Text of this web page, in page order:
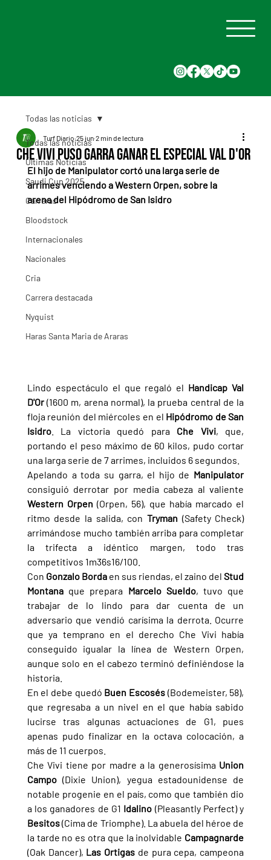
Todas las noticias
Últimas Noticias
Saudi Cup 2025
Carreras
Bloodstock
Internacionales
Nacionales
Cria
Carrera destacada
Nyquist
Haras Santa Maria de Araras
Todas las noticias
Che Vivi puso garra ganar el Especial Val D'Or
Turf Diario 25 jun 2 min de lectura
El hijo de Manipulator cortó una larga serie de
arrimes venciendo a Western Orpen, sobre la
arena del Hipódromo de San Isidro
Lindo espectáculo el que regaló el Handicap Val
D'Or (1600 m, arena normal), la prueba central de la
floja reunión del miércoles en el Hipódromo de San
Isidro. La victoria quedó para Che Vivi, que,
portando el peso máximo de 60 kilos, pudo cortar
una larga serie de 7 arrimes, incluidos 6 segundos.
Apelando a toda su garra, el hijo de
Western Orpen (Orpen, 56), que había marcado el
ritmo desde la salida, con Tryman (Safety Check)
arrimándose mucho también arriba para completar
la trifecta a idéntico margen, todo tras
competitivos 1m36s16/100.
Con Gonzalo Borda en sus riendas, el zaino del Stud
Montana que prepara Marcelo Sueldo, tuvo que
trabajar de lo lindo para dar cuenta de un
adversario que vendió carísima la derrota. Ocurre
que ya temprano en el derecho Che Vivi había
conseguido igualar la línea de Western Orpen,
aunque solo en el cabezo terminó definiéndose la
historia.
En el debe quedó Buen Escosés (Bodemeister, 58),
que regresaba a un nivel en el que había sabido
lucirse tras algunas actuaciones de G1, pues
apenas pudo finalizar en la octava colocación, a
más de 11 cuerpos.
Che Vivi tiene por madre a la generosísima Union
Campo (Dixie Union), yegua estadounidense de
notable progenie en el país, como que también dio
a los ganadores de G1 Idalino
Besitos (Cima de Triomphe). La abuela del héroe de
la tarde no es otra que la inolvidable
(Oak Dancer), Las Ortigas de pura cepa, campeona